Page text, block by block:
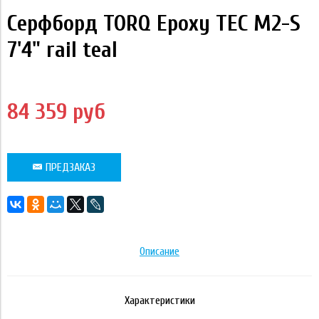
Серфборд TORQ Epoxy TEC M2-S
7'4" rail teal
84 359 руб
ПРЕДЗАКАЗ
Описание
Характеристики